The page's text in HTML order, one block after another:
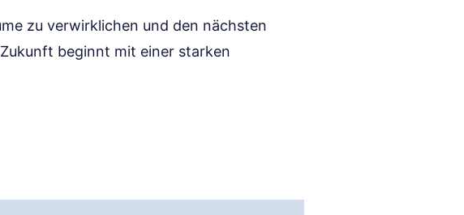
zu verwirklichen und den nächsten
beginnt mit einer starken